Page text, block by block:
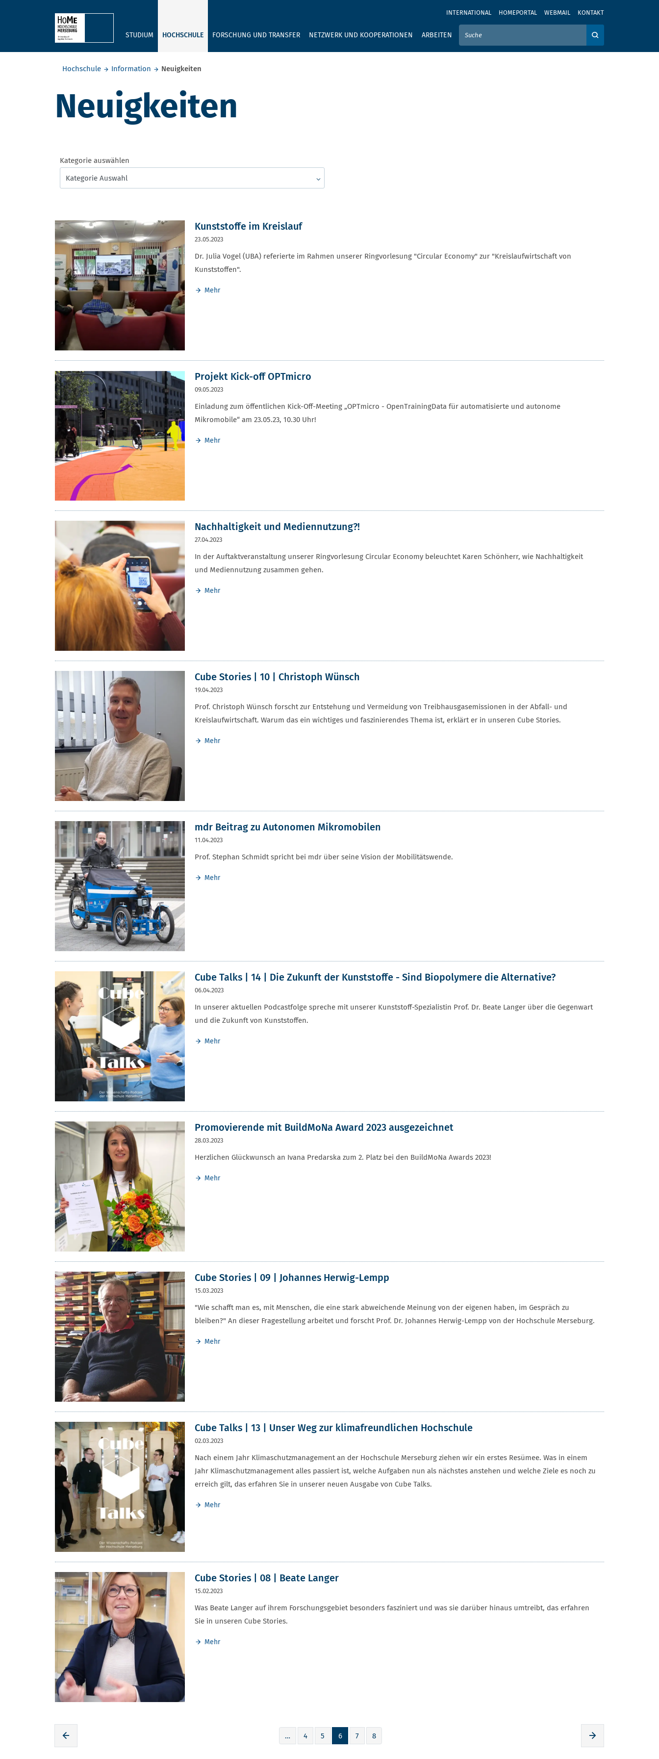
INTERNATIONAL HOMEPORTAL WEBMAIL KONTAKT
STUDIUM HOCHSCHULE FORSCHUNG UND TRANSFER NETZWERK UND KOOPERATIONEN ARBEITEN
GEBEN SIE HIER IHREN SUCHBEGRIFF EIN
Hochschule
Information Neuigkeiten
Neuigkeiten
Kategorie auswählen
Kategorie Auswahl
Kunststoffe im Kreislauf
23.05.2023
Dr. Julia Vogel (UBA) referierte im Rahmen unserer Ringvorlesung "Circular Economy" zur "Kreislaufwirtschaft von
Kunststoffen".
Mehr
Projekt Kick-off OPTmicro
09.05.2023
Einladung zum öffentlichen Kick-Off-Meeting „OPTmicro - OpenTrainingData für automatisierte und autonome
Mikromobile“ am 23.05.23, 10.30 Uhr!
Mehr
Nachhaltigkeit und Mediennutzung?!
27.04.2023
In der Auftaktveranstaltung unserer Ringvorlesung Circular Economy beleuchtet Karen Schönherr, wie Nachhaltigkeit
und Mediennutzung zusammen gehen.
Mehr
Cube Stories | 10 | Christoph Wünsch
19.04.2023
Prof. Christoph Wünsch forscht zur Entstehung und Vermeidung von Treibhausgasemissionen in der Abfall- und
Kreislaufwirtschaft. Warum das ein wichtiges und faszinierendes Thema ist, erklärt er in unseren Cube Stories.
Mehr
mdr Beitrag zu Autonomen Mikromobilen
11.04.2023
Prof. Stephan Schmidt spricht bei mdr über seine Vision der Mobilitätswende.
Mehr
Cube Talks | 14 | Die Zukunft der Kunststoffe - Sind Biopolymere die Alternative?
06.04.2023
In unserer aktuellen Podcastfolge spreche mit unserer Kunststoff-Spezialistin Prof. Dr. Beate Langer über die Gegenwart
und die Zukunft von Kunststoffen.
Mehr
Promovierende mit BuildMoNa Award 2023 ausgezeichnet
28.03.2023
Herzlichen Glückwunsch an Ivana Predarska zum 2. Platz bei den BuildMoNa Awards 2023!
Mehr
Cube Stories | 09 | Johannes Herwig-Lempp
15.03.2023
"Wie schafft man es, mit Menschen, die eine stark abweichende Meinung von der eigenen haben, im Gespräch zu
bleiben?" An dieser Fragestellung arbeitet und forscht Prof. Dr. Johannes Herwig-Lempp von der Hochschule Merseburg.
Mehr
Cube Talks | 13 | Unser Weg zur klimafreundlichen Hochschule
02.03.2023
Nach einem Jahr Klimaschutzmanagement an der Hochschule Merseburg ziehen wir ein erstes Resümee. Was in einem
Jahr Klimaschutzmanagement alles passiert ist, welche Aufgaben nun als nächstes anstehen und welche Ziele es noch zu
erreich gilt, das erfahren Sie in unserer neuen Ausgabe von Cube Talks.
Mehr
Cube Stories | 08 | Beate Langer
15.02.2023
Was Beate Langer auf ihrem Forschungsgebiet besonders fasziniert und was sie darüber hinaus umtreibt, das erfahren
Sie in unseren Cube Stories.
Mehr
… 4 5 6 7 8